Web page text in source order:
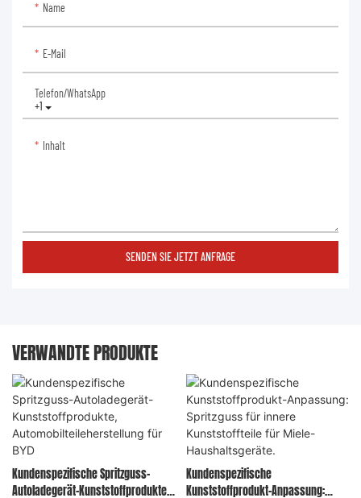
Name
E-Mail
+1
Telefon/WhatsApp
Inhalt
SENDEN SIE JETZT ANFRAGE
VERWANDTE PRODUKTE
Kundenspezifische Spritzguss-
Autoladegerät-Kunststoffprodukte,
Kundenspezifische
Kunststoffprodukt-Anpassung: